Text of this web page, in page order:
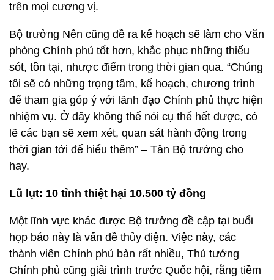
trên mọi cương vị.
Bộ trưởng Nên cũng đề ra kế hoạch sẽ làm cho Văn
phòng Chính phủ tốt hơn, khắc phục những thiếu
sót, tồn tại, nhược điểm trong thời gian qua. “Chúng
tôi sẽ có những trọng tâm, kế hoạch, chương trình
để tham gia góp ý với lãnh đạo Chính phủ thực hiện
nhiệm vụ. Ở đây không thể nói cụ thể hết được, có
lẽ các bạn sẽ xem xét, quan sát hành động trong
thời gian tới để hiểu thêm” – Tân Bộ trưởng cho
hay.
Lũ lụt: 10 tỉnh thiệt hại 10.500 tỷ đồng
Một lĩnh vực khác được Bộ trưởng đề cập tại buổi
họp báo này là vấn đề thủy điện. Việc này, các
thành viên Chính phủ bàn rất nhiều, Thủ tướng
Chính phủ cũng giải trình trước Quốc hội, rằng tiềm